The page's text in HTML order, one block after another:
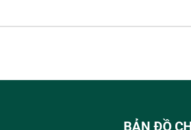
BẢN ĐỒ